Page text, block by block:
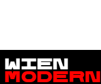
Wien
Modern